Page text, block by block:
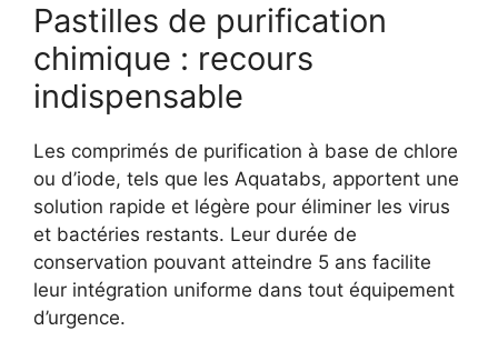
Pastilles de purification
chimique : recours
indispensable
Les comprimés de purification à base de chlore
ou d’iode, tels que les Aquatabs, apportent une
solution rapide et légère pour éliminer les virus
et bactéries restants. Leur durée de
conservation pouvant atteindre 5 ans facilite
leur intégration uniforme dans tout équipement
d’urgence.